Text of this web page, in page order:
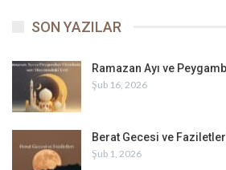
SON YAZILAR
Ramazan Ayı ve
Şub 16, 2026
Berat Gecesi ve
Şub 1, 2026